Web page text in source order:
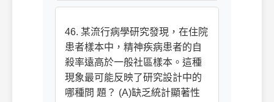
46. 某流行病學研究發現，在住院
患者樣本中，精神疾病患者的自
殺率遠高於一般社區樣本。這種
現象最可能反映了研究設計中的
哪種問 題？ (A)缺乏統計顯著性